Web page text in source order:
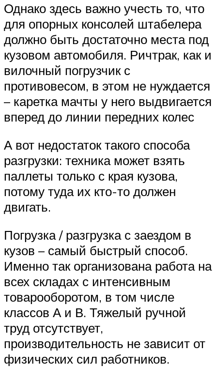
Однако здесь важно учесть то, что
для опорных консолей штабелера
должно быть достаточно места под
кузовом автомобиля. Ричтрак, как и
вилочный погрузчик с
противовесом, в этом не нуждается
– каретка мачты у него выдвигается
вперед до линии передних колес
А вот недостаток такого способа
разгрузки: техника может взять
паллеты только с края кузова,
потому туда их кто-то должен
двигать.
Погрузка / разгрузка с заездом в
кузов – самый быстрый способ.
Именно так организована работа на
всех складах с интенсивным
товарооборотом, в том числе
классов А и В. Тяжелый ручной
труд отсутствует,
производительность не зависит от
физических сил работников.